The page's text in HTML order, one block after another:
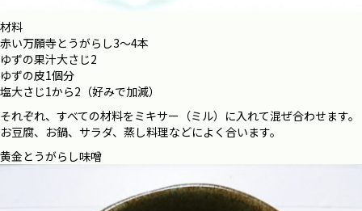
材料
赤い万願寺とうがらし3〜4本
ゆずの果汁大さじ2
ゆずの皮1個分
塩大さじ1から2（好みで加減）
それぞれ、すべての材料をミキサー（ミル）に入れて混ぜ合わせます。
お豆腐、お鍋、サラダ、蒸し料理などによく合います。
黄金とうがらし味噌